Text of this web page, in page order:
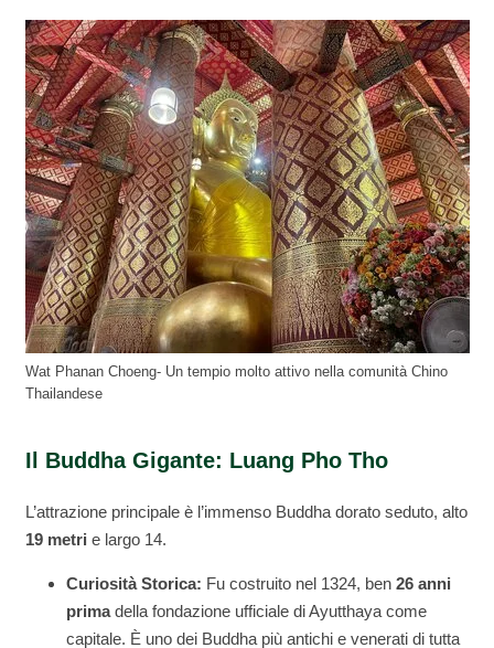
Wat Phanan Choeng- Un tempio molto attivo nella comunità Chino
Thailandese
Il Buddha Gigante: Luang Pho Tho
L’attrazione principale è l’immenso Buddha dorato seduto, alto
19 metri e largo 14.
Curiosità Storica: Fu costruito nel 1324, ben 26 anni
primadella fondazione ufficiale di Ayutthaya come
capitale. È uno dei Buddha più antichi e venerati di tutta